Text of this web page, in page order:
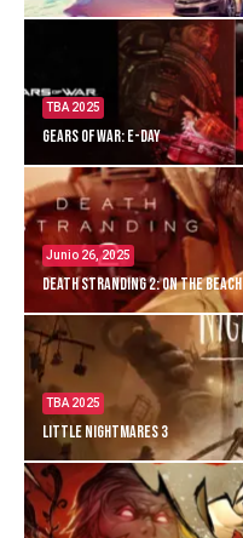
TBA 2025
Gears of War: E-Day
Junio 26, 2025
Death Stranding 2: On the Beach
TBA 2025
Little Nightmares 3